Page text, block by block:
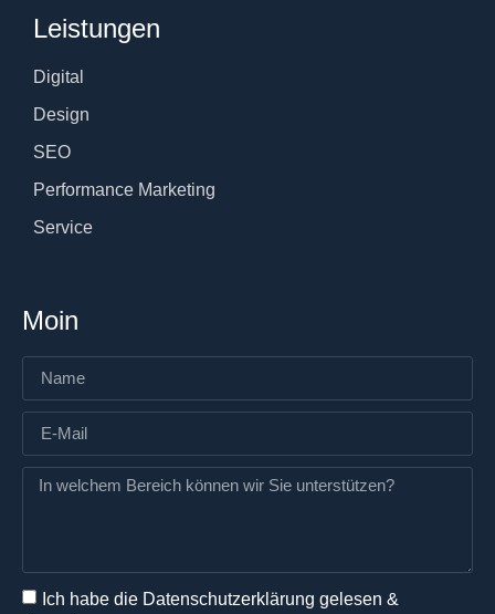
Leistungen
Digital
Design
SEO
Performance Marketing
Service
Moin
Ich habe die Datenschutzerklärung gelesen &